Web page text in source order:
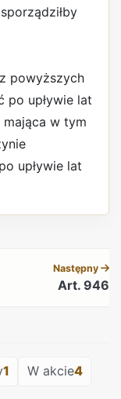
powyższych
po upływie lat
w tym
upływie lat
Następny
Art. 946
1 W akcie4